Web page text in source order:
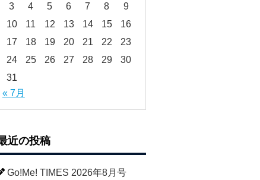
3
4 5 6 7 8
9
10
11 12 13 14 15
16
17
18 19 20 21 22
23
24
25 26 27 28 29
30
31
« 7月
近の投稿
Go!Me! TIMES 2026年8月号